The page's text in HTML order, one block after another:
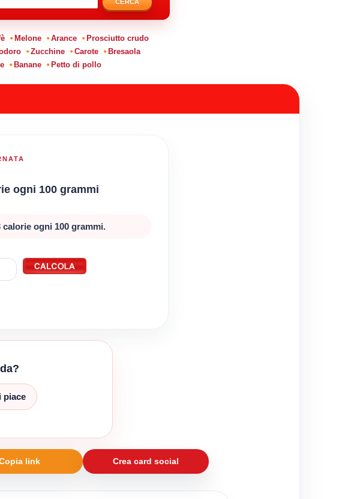
CERCA
Melone Arance
Prosciutto crudo
Zucchine Carote
Bresaola
Banane Petto di pollo
ogni 100 grammi
ogni 100 grammi.
piace
link Crea card social